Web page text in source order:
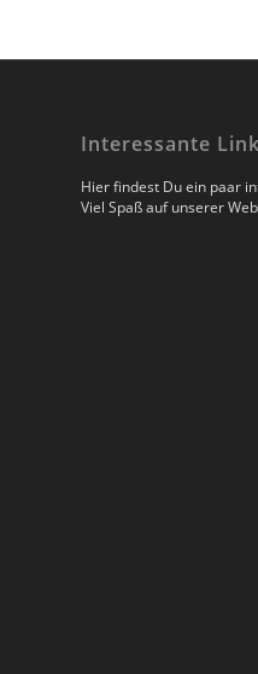
Interessante
Hier findest Du ein paar
Viel Spaß auf unserer